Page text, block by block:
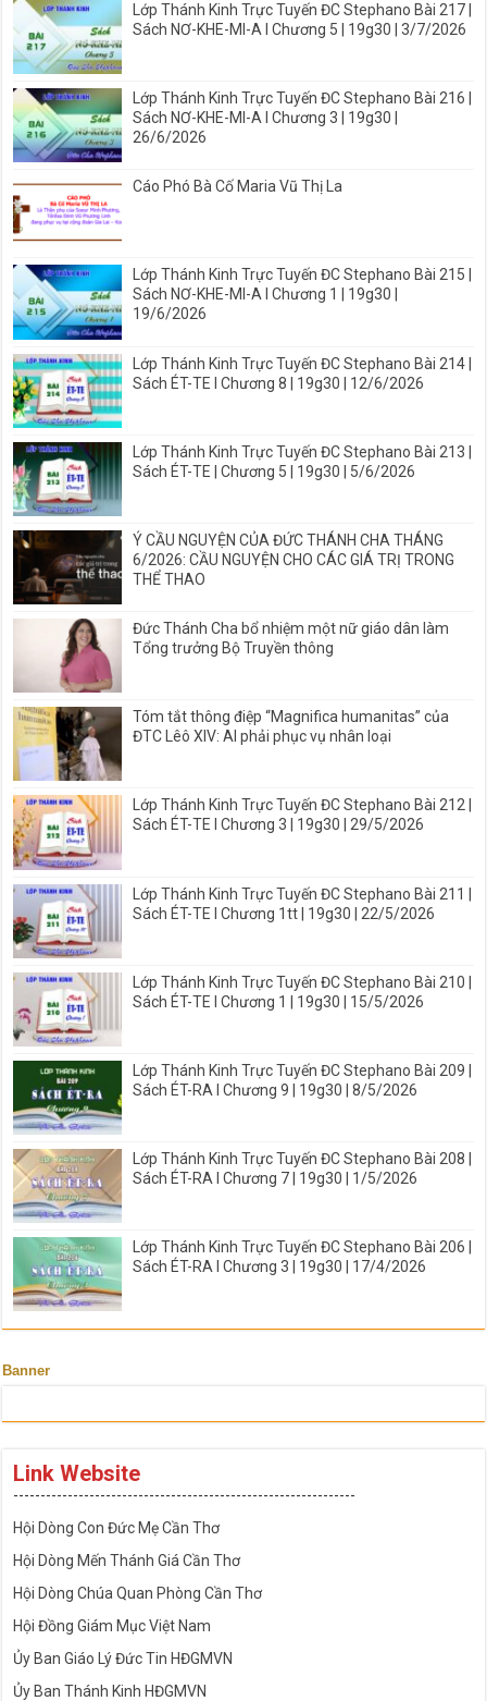
Lớp Thánh Kinh Trực Tuyến ĐC Stephano Bài 217 |
Sách NƠ-KHE-MI-A I Chương 5 | 19g30 | 3/7/2026
Lớp Thánh Kinh Trực Tuyến ĐC Stephano Bài 216 |
Sách NƠ-KHE-MI-A I Chương 3 | 19g30 |
26/6/2026
Cáo Phó Bà Cố Maria Vũ Thị La
Lớp Thánh Kinh Trực Tuyến ĐC Stephano Bài 215 |
Sách NƠ-KHE-MI-A I Chương 1 | 19g30 |
19/6/2026
Lớp Thánh Kinh Trực Tuyến ĐC Stephano Bài 214 |
Sách ÉT-TE I Chương 8 | 19g30 | 12/6/2026
Lớp Thánh Kinh Trực Tuyến ĐC Stephano Bài 213 |
Sách ÉT-TE | Chương 5 | 19g30 | 5/6/2026
Ý CẦU NGUYỆN CỦA ĐỨC THÁNH CHA THÁNG
6/2026: CẦU NGUYỆN CHO CÁC GIÁ TRỊ TRONG
THỂ THAO
Đức Thánh Cha bổ nhiệm một nữ giáo dân làm
Tổng trưởng Bộ Truyền thông
Tóm tắt thông điệp “Magnifica humanitas” của
ĐTC Lêô XIV: AI phải phục vụ nhân loại
Lớp Thánh Kinh Trực Tuyến ĐC Stephano Bài 212 |
Sách ÉT-TE I Chương 3 | 19g30 | 29/5/2026
Lớp Thánh Kinh Trực Tuyến ĐC Stephano Bài 211 |
Sách ÉT-TE I Chương 1tt | 19g30 | 22/5/2026
Lớp Thánh Kinh Trực Tuyến ĐC Stephano Bài 210 |
Sách ÉT-TE I Chương 1 | 19g30 | 15/5/2026
Lớp Thánh Kinh Trực Tuyến ĐC Stephano Bài 209 |
Sách ÉT-RA I Chương 9 | 19g30 | 8/5/2026
Lớp Thánh Kinh Trực Tuyến ĐC Stephano Bài 208 |
Sách ÉT-RA I Chương 7 | 19g30 | 1/5/2026
Lớp Thánh Kinh Trực Tuyến ĐC Stephano Bài 206 |
Sách ÉT-RA I Chương 3 | 19g30 | 17/4/2026
Banner
Link Website
---------------------------------------------------------------
Hội Dòng Con Đức Mẹ Cần Thơ
Hội Dòng Mến Thánh Giá Cần Thơ
Hội Dòng Chúa Quan Phòng Cần Thơ
Hội Đồng Giám Mục Việt Nam
Ủy Ban Giáo Lý Đức Tin HĐGMVN
Ủy Ban Thánh Kinh HĐGMVN